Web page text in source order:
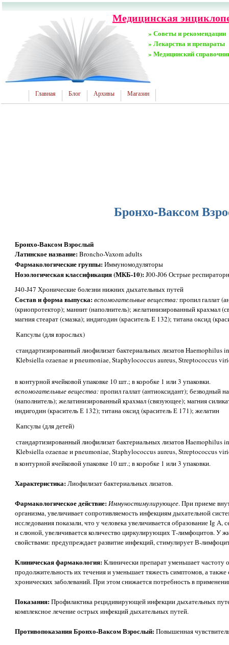
Медицинская
» Советы и рекомендации
» Лекарства и препараты
» Медицинский
Главная Блог Архивы Магазин
Бронхо-Ваксом
Бронхо-Ваксом Взрослый
Латинское название:Broncho-Vaxom adults
Фармакологические группы:Иммуномодуляторы
Нозологическая классификация (МКБ-10):J00-J06 Острые
J40-J47 Хронические болезни нижних дыхательных путей
Состав и форма выпуска:вспомогательные вещества:пропил галлат
(криопротектор); маннит (наполнитель); желатинизированный крахмал
магния стеарат (смазка); индигодин (краситель Е 132); титана оксид
Капсулы (для взрослых)
стандартизированный лиофилизат бактериальных лизатов Haеmophilus
Klebsiella ozaenae и pneumoniae, Staphylococcus aureus, Streptococcus
в контурной ячейковой упаковке 10 шт.; в коробке 1 или 3 упаковки.
вспомогательные вещества:пропил галлат (антиоксидант); безводный
(наполнитель); желатинизированный крахмал (связующее); магния
индигодин (краситель Е 132); титана оксид (краситель Е 171); желатин
Капсулы (для детей)
стандартизированный лиофилизат бактериальных лизатов Haemophilus
Klebsiella ozaenae и pneumoniae, Staphylococcus aureus, Streptococcus
в контурной ячейковой упаковке 10 шт.; в коробке 1 или 3 упаковки.
Характеристика:Лиофилизат бактериальных лизатов.
Фармакологическое действие: Иммуностимулирующее. При приеме
организма, увеличивает сопротивляемость инфекциям дыхательной
исследования показали, что у человека увеличивается образование Ig
и слюной, увеличивается количество циркулирующих Т-лимфоцитов. У
свойствами: предупреждает развитие инфекций, стимулирует В-
Клиническая фармакология:Клинически препарат уменьшает частоту
продолжительность их течения и уменьшает тяжесть симптомов, а
хронических заболеваний. При этом снижается потребность в
Показания:Профилактика рецидивирующей инфекции дыхательных
комплексное лечение острых инфекций дыхательных путей.
Противопоказания Бронхо-Ваксом Взрослый:Повышенная